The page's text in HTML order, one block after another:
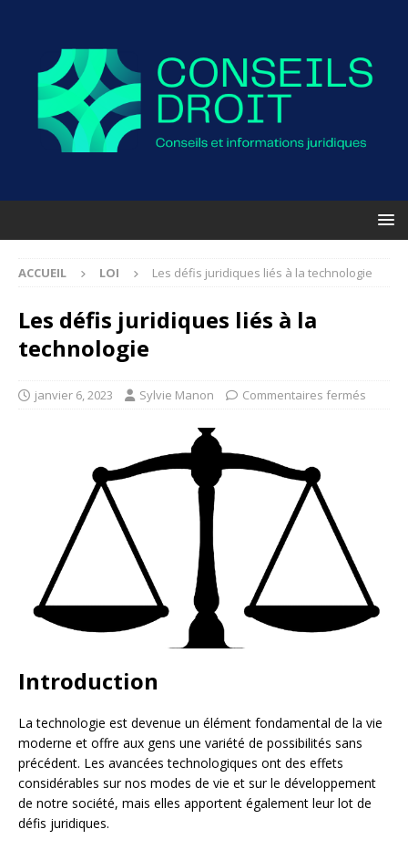
ACCUEIL LOI Les défis juridiques liés à la technologie
Les défis juridiques liés à la
technologie
janvier 6, 2023 Sylvie Manon Commentaires fermés
Introduction
La technologie est devenue un élément fondamental de la vie
moderne et offre aux gens une variété de possibilités sans
précédent. Les avancées technologiques ont des effets
considérables sur nos modes de vie et sur le développement
de notre société, mais elles apportent également leur lot de
défis juridiques.